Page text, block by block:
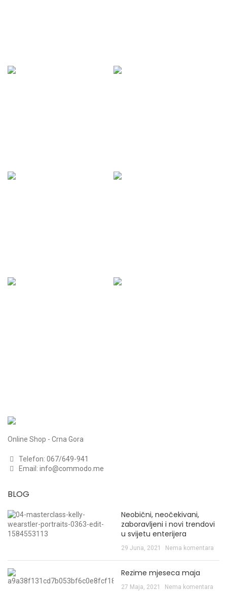
Online Shop - Crna Gora
Telefon: 067/649-941
Email: info@commodo.me
BLOG
Neobični, neočekivani,
zaboravljeni i novi trendovi
u svijetu enterijera
29 Juna, 2021 Nema komentara
Rezime mjeseca maja
27 Maja, 2021 Nema komentara